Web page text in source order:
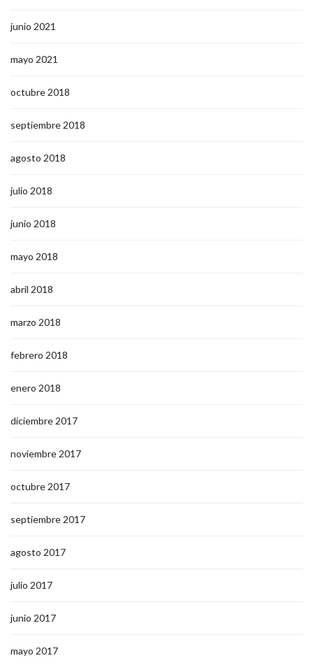
junio 2021
mayo 2021
octubre 2018
septiembre 2018
agosto 2018
julio 2018
junio 2018
mayo 2018
abril 2018
marzo 2018
febrero 2018
enero 2018
diciembre 2017
noviembre 2017
octubre 2017
septiembre 2017
agosto 2017
julio 2017
junio 2017
mayo 2017